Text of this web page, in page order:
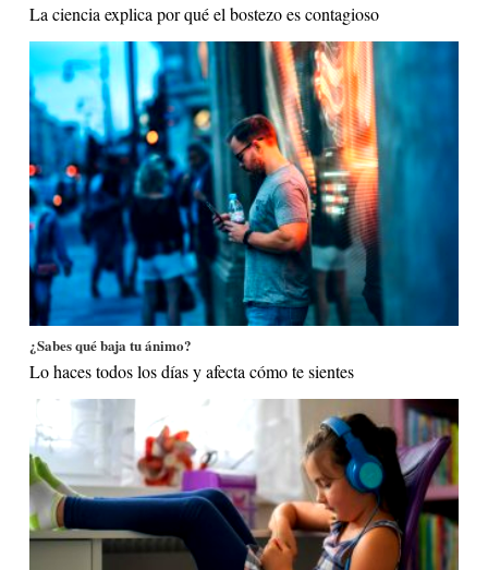
La ciencia explica por qué el bostezo es contagioso
¿Sabes qué baja tu ánimo?
Lo haces todos los días y afecta cómo te sientes